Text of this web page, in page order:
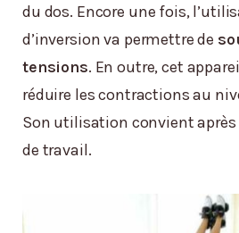
du dos. Encore une fois,
d’inversion va permettre de
tensions. En outre, cet
réduire les contractions au
Son utilisation convient
de travail.